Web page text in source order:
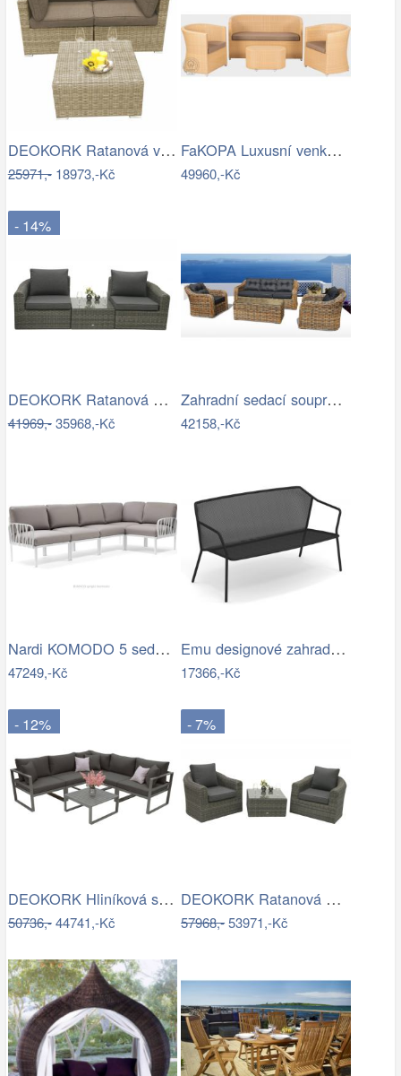
DEOKORK Ratanová variabilní sestava…
25971,-18973,-Kč
FaKOPA Luxusní venkovní sezení z…
49960,-Kč
- 14%
DEOKORK Ratanová modulová sestava…
41969,-35968,-Kč
Zahradní sedací souprava RICHMOND…
42158,-Kč
Nardi KOMODO 5 sedačka Mdum
47249,-Kč
Emu designové zahradní sedačky Darwin…
17366,-Kč
- 12%
DEOKORK Hliníková sestava pro 5 osob…
50736,-44741,-Kč
- 7%
DEOKORK Ratanová modulová sestava…
57968,-53971,-Kč